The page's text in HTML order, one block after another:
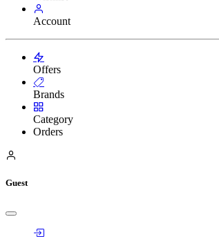
Account
Offers
Brands
Category
Orders
Guest